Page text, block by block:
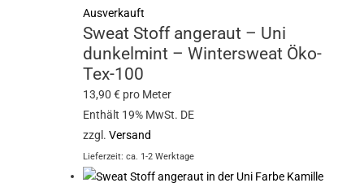
Ausverkauft
Sweat Stoff angeraut – Uni
dunkelmint – Wintersweat Öko-
Tex-100
13,90€ pro Meter
Enthält 19% MwSt. DE
zzgl.Versand
Lieferzeit: ca. 1-2 Werktage